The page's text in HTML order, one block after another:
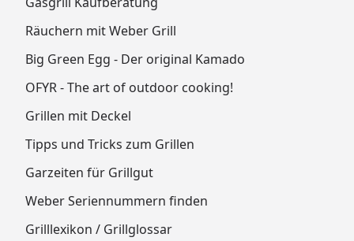
Räuchern mit Weber Grill
Big Green Egg - Der original Kamado
OFYR - The art of outdoor cooking!
Grillen mit Deckel
Tipps und Tricks zum Grillen
Garzeiten für Grillgut
Weber Seriennummern finden
Grilllexikon / Grillglossar